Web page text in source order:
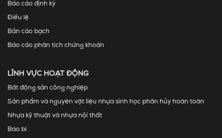
Báo cáo định kỳ
Điều lệ
Bản cáo bạch
Báo cáo phân tích chứng khoán
LĨNH VỰC HOẠT ĐỘNG
Bất động sản công nghiệp
Sản phẩm và nguyên vật liệu nhựa sinh học phân hủy hoàn toàn
Nhựa kỹ thuật và nhựa nội thất
Bao bì